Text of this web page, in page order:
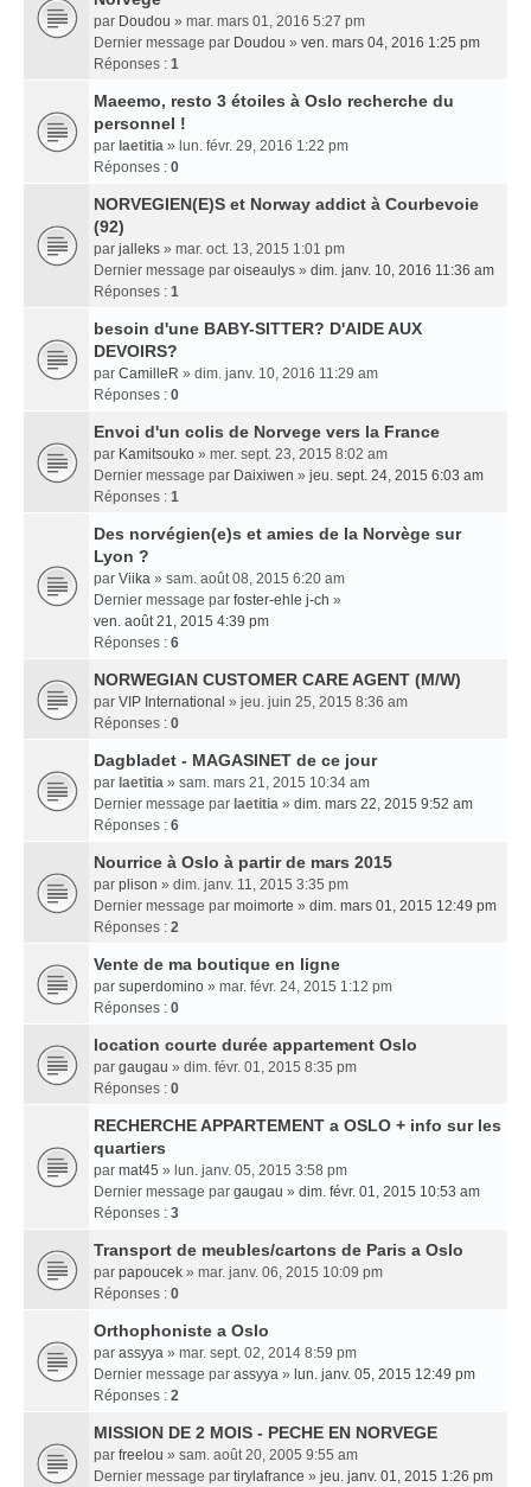
par Doudou » mar. mars 01, 2016 5:27 pm
Dernier message par Doudou » ven. mars 04, 2016 1:25 pm
Réponses : 1
Maeemo, resto 3 étoiles à Oslo recherche du
personnel !
par laetitia » lun. févr. 29, 2016 1:22 pm
Réponses : 0
NORVEGIEN(E)S et Norway addict à Courbevoie
(92)
par jalleks » mar. oct. 13, 2015 1:01 pm
Dernier message par oiseaulys » dim. janv. 10, 2016 11:36 am
Réponses : 1
besoin d'une BABY-SITTER? D'AIDE AUX
DEVOIRS?
par CamilleR » dim. janv. 10, 2016 11:29 am
Réponses : 0
Envoi d'un colis de Norvege vers la France
par Kamitsouko » mer. sept. 23, 2015 8:02 am
Dernier message par Daixiwen » jeu. sept. 24, 2015 6:03 am
Réponses : 1
Des norvégien(e)s et amies de la Norvège sur
Lyon ?
par Viika » sam. août 08, 2015 6:20 am
Dernier message par foster-ehle j-ch »
ven. août 21, 2015 4:39 pm
Réponses : 6
NORWEGIAN CUSTOMER CARE AGENT (M/W)
par VIP International » jeu. juin 25, 2015 8:36 am
Réponses : 0
Dagbladet - MAGASINET de ce jour
par laetitia » sam. mars 21, 2015 10:34 am
Dernier message par laetitia » dim. mars 22, 2015 9:52 am
Réponses : 6
Nourrice à Oslo à partir de mars 2015
par plison » dim. janv. 11, 2015 3:35 pm
Dernier message par moimorte » dim. mars 01, 2015 12:49 pm
Réponses : 2
Vente de ma boutique en ligne
par superdomino » mar. févr. 24, 2015 1:12 pm
Réponses : 0
location courte durée appartement Oslo
par gaugau » dim. févr. 01, 2015 8:35 pm
Réponses : 0
RECHERCHE APPARTEMENT a OSLO + info sur les
quartiers
par mat45 » lun. janv. 05, 2015 3:58 pm
Dernier message par gaugau » dim. févr. 01, 2015 10:53 am
Réponses : 3
Transport de meubles/cartons de Paris a Oslo
par papoucek » mar. janv. 06, 2015 10:09 pm
Réponses : 0
Orthophoniste a Oslo
par assyya » mar. sept. 02, 2014 8:59 pm
Dernier message par assyya » lun. janv. 05, 2015 12:49 pm
Réponses : 2
MISSION DE 2 MOIS - PECHE EN NORVEGE
par freelou » sam. août 20, 2005 9:55 am
Dernier message par tirylafrance » jeu. janv. 01, 2015 1:26 pm